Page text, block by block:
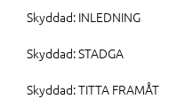
Skyddad: INLEDNING
Skyddad: STADGA
Skyddad: TITTA FRAMÅT